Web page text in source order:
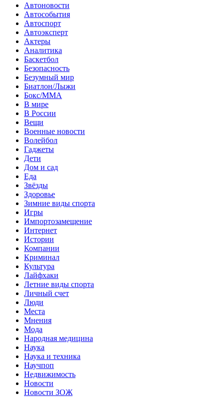
Автоновости
Автособытия
Автоспорт
Автоэксперт
Актеры
Аналитика
Баскетбол
Безопасность
Безумный мир
Биатлон/Лыжи
Бокс/MMA
В мире
В России
Вещи
Военные новости
Волейбол
Гаджеты
Дети
Дом и сад
Еда
Звёзды
Здоровье
Зимние виды спорта
Игры
Импортозамещение
Интернет
Истории
Компании
Криминал
Культура
Лайфхаки
Летние виды спорта
Личный счет
Люди
Места
Мнения
Мода
Народная медицина
Наука
Наука и техника
Научпоп
Недвижимость
Новости
Новости ЗОЖ